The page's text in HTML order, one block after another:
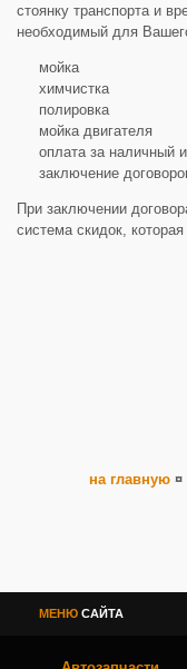
стоянку транспорта и
необходимый для
мойка
химчистка
полировка
мойка двигателя
оплата за наличный
заключение
При заключении
система скидок,
на главную ¤
МЕНЮ САЙТА